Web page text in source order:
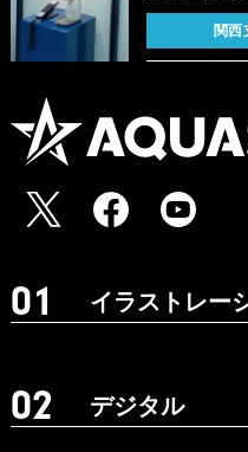
関西
イラストレー
デジタル